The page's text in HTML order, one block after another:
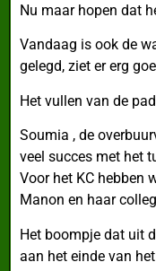
Nu maar hopen dat
Vandaag is ook de
gelegd, ziet er erg
Het vullen van de
Soumia , de
veel succes met het
Voor het KC hebben
Manon en haar
Het boompje dat uit
aan het einde van